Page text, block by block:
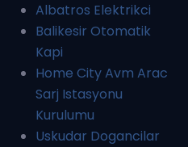
Albatros Elektrikci
Balikesir Otomatik
Kapi
Home City Avm Arac
Sarj Istasyonu
Kurulumu
Uskudar Dogancilar